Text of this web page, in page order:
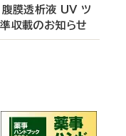
膜透析液 UV ツ
収載のお知らせ